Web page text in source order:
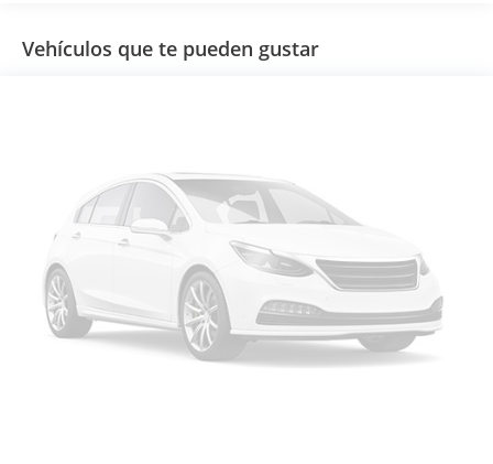
Vehículos que te pueden gustar